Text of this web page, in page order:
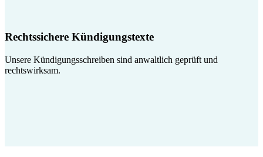
Rechtssichere Kündigungstexte
Unsere Kündigungsschreiben sind anwaltlich geprüft und
rechtswirksam.